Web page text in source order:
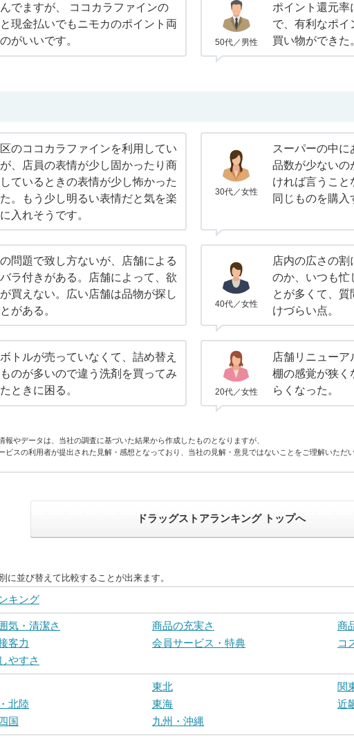
でますが、 ココカラファインの
現金払いでもニモカのポイント両
がいいです。
50代／男性
ポイント還元率
で、有利なポイ
買い物ができた。
のココカラファインを利用してい
、店員の表情が少し固かったり商
ているときの表情が少し怖かった
。もう少し明るい表情だと気を楽
入れそうです。
30代／女性
スーパーの中
品数が少ないの
ければ言うこと
同じものを購入
問題で致し方ないが、店舗による
ラ付きがある。店舗によって、欲
買えない。広い店舗は品物が探し
がある。
40代／女性
店内の広さの
のか、いつも忙
とが多くて、
けづらい点。
トルが売っていなくて、詰め替え
のが多いので違う洗剤を買ってみ
ときに困る。
20代／女性
店舗リニューア
棚の感覚が狭く
らくなった。
報やデータは、当社の調査に基づいた結果から作成したものとなりますが、
ビスの利用者が提出された見解・感想となっており、当社の見解・意見ではないことをご理解いただ
ドラッグストアランキング トップへ
に並び替えて比較することが出来ます。
キング
気・清潔さ 商品の充実さ
商
客力
会員サービス・特典
コ
やすさ
東北
関
北陸
東海
近
国
九州・沖縄